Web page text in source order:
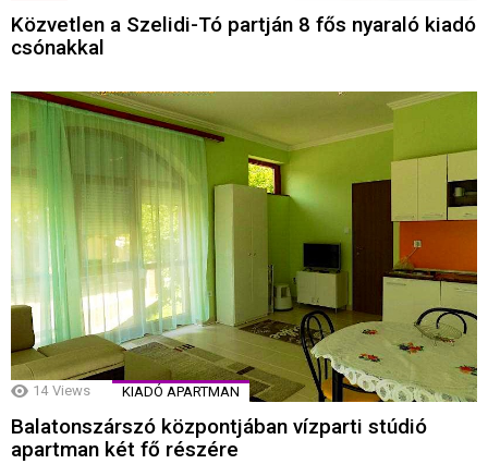
Közvetlen a Szelidi-Tó partján 8 fős nyaraló kiadó
csónakkal
14 Views KIADÓ APARTMAN
Balatonszárszó központjában vízparti stúdió
apartman két fő részére